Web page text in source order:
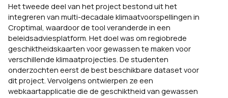
Het tweede deel van het project bestond uit het
integreren van multi-decadale klimaatvoorspellingen in
Croptimal, waardoor de tool veranderde in een
beleidsadviesplatform. Het doel was om regiobrede
geschiktheidskaarten voor gewassen te maken voor
verschillende klimaatprojecties. De studenten
onderzochten eerst de best beschikbare dataset voor
dit project. Vervolgens ontwierpen ze een
webkaartapplicatie die de geschiktheid van gewassen